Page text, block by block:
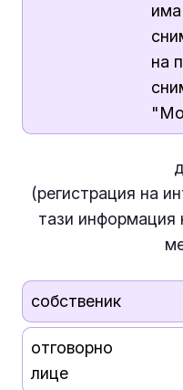
на
(регистрация на
тази информация
собственик
отговорно
лице